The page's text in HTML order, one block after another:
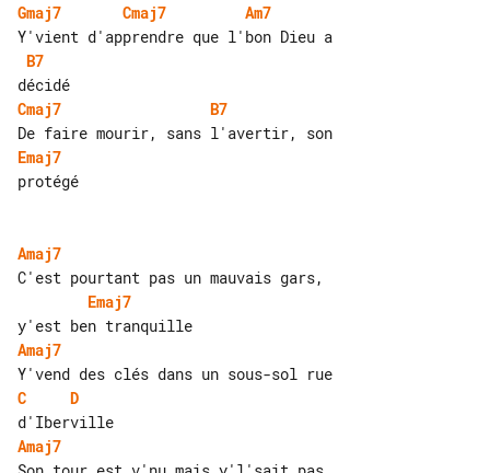
Gmaj7
Cmaj7
Am7
B7
Cmaj7
B7
Emaj7
protégé
Amaj7
Emaj7
Amaj7
C
D
Amaj7